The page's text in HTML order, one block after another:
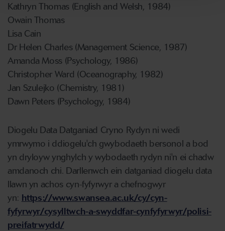
Kathryn Thomas (English and Welsh, 1984)
Owain Thomas
Lisa Cain
Dr Helen Charles (Management Science, 1987)
Amanda Moss (Psychology, 1986)
Christopher Ward (Oceanography, 1982)
Jan Szulejko (Chemistry, 1981)
Dawn Peters (Psychology, 1984)
Diogelu Data Datganiad Cryno Rydyn ni wedi
ymrwymo i ddiogelu'ch gwybodaeth bersonol a bod
yn dryloyw ynghylch y wybodaeth rydyn ni'n ei chadw
amdanoch chi. Darllenwch ein datganiad diogelu data
llawn yn achos cyn-fyfyrwyr a chefnogwyr
yn: https://www.swansea.ac.uk/cy/cyn-
fyfyrwyr/cysylltwch-a-swyddfar-cynfyfyrwyr/polisi-
preifatrwydd/